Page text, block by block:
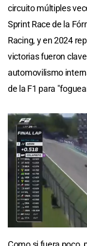
circuito múltiples
Sprint Race de la
Racing, y en 2024
victorias fueron
automovilismo
de la F1 para